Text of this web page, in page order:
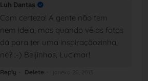
Luh Dantas
Com certeza! A gente não tem
nem ideia, mas quando vê as fotos
dá para ter uma inspiraçãozinha,
né? :-) Beijinhos, Lucimar!
Reply Delete